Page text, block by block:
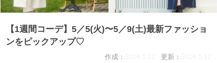
【1週間コーデ】5／5(火)〜5／9(土)最新ファッショ
ンをピックアップ♡
作成：2026.5.12 更新：2026.5.12